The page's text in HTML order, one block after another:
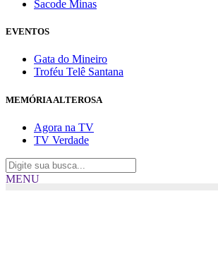
Sacode Minas
EVENTOS
Gata do Mineiro
Troféu Telê Santana
MEMÓRIA ALTEROSA
Agora na TV
TV Verdade
MENU